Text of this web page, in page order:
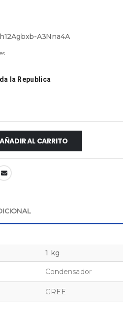
A3Nna4A
la Republica
AÑADIR AL CARRITO
1 kg
Condensador
GREE